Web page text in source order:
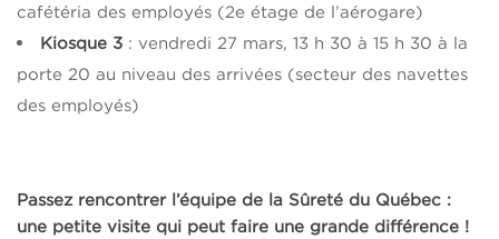
cafétéria des employés (2e étage de l’aérogare)
Kiosque 3 : vendredi 27 mars, 13 h 30 à 15 h 30 à la
porte 20 au niveau des arrivées (secteur des navettes
des employés)
Passez rencontrer l’équipe de la Sûreté du Québec :
une petite visite qui peut faire une grande différence !